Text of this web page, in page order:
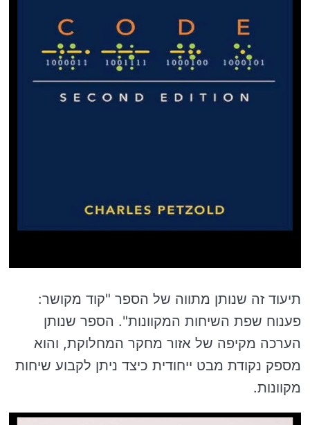
תיעוד זה שנותן מתווה של הספר "קוד מקושר:
פענוח שפת השיחות המקוונות". הספר שנותן
הערכה מקיפה של אזור מחקר המחלוקת, והוא
מספק נקודת מבט ייחודית כיצד ניתן לקבוע שיחות
מקוונות.